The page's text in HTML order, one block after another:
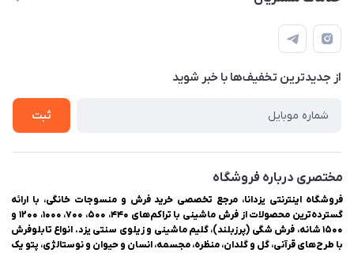
اینترنتی یزدانا
لیست محصولات
درباره ما
راهنمای ثبت سفارش
حریم خصوصی
سوالات متداول
از جدید‌ترین تخفیف‌ها با‌ خبر شوید
ثبت
مختصری درباره فروشگاه
فروشگاه اینترنتی یزدانا، مرجع تخصصی خرید فرش و منسوجات خانگی، با ارائه
گسترده‌ترین محصولات از فرش ماشینی با تراکم‌های ۴۴۰، ۵۰۰، ۷۰۰، ۱۰۰۰، ۱۲۰۰ و
۱۵۰۰ شانه، فرش شگی (پرزبلند)، گلیم ماشینی و زیلوی سنتی یزد. انواع تابلوفرش
با طرح‌های قرآنی، گل و گلدان، منظره، مجسمه، انسان و حیوان و نوستالژی، پتو یک